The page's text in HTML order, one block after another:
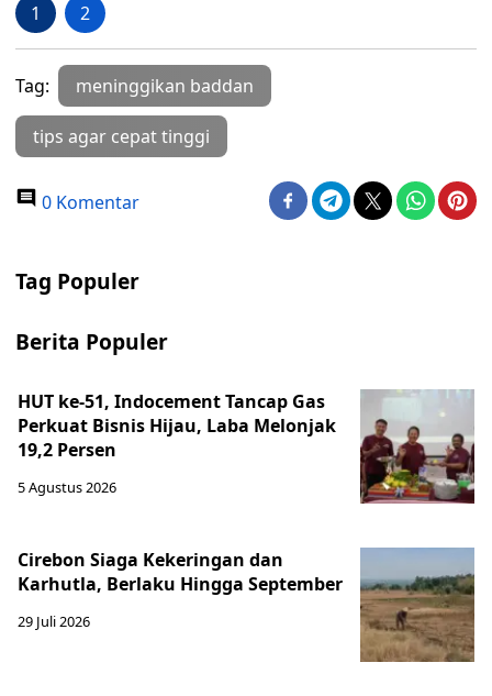
1 2
Tag: meninggikan baddan
tips agar cepat tinggi
0 Komentar
Tag Populer
Berita Populer
HUT ke-51, Indocement Tancap Gas
Perkuat Bisnis Hijau, Laba Melonjak
19,2 Persen
5 Agustus 2026
Cirebon Siaga Kekeringan dan
Karhutla, Berlaku Hingga September
29 Juli 2026